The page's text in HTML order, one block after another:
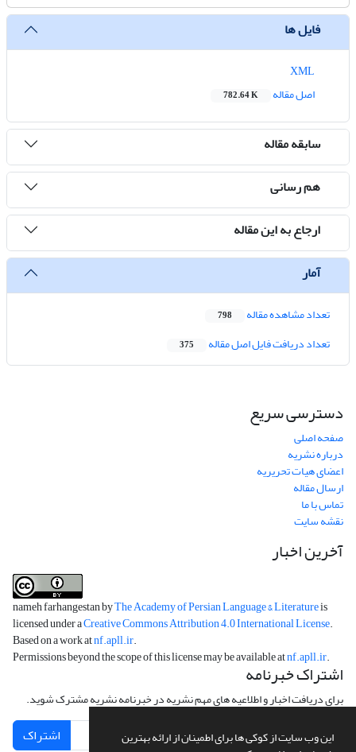
این وب سایت از کوکی ها برای اطمینان از ارائه بهترین
فایل ها
اصل مقاله
782.64 K
سابقه مقاله
هم رسانی
ارجاع به این مقاله
آمار
تعداد مشاهده مقاله 798
تعداد دریافت فایل اصل مقاله 375
دسترسی سریع
صفحه اصلی
درباره نشریه
اعضای هیات تحریریه
ارسال مقاله
تماس با ما
نقشه سایت
آخرین اخبار
nameh farhangestan byThe Academy of Persian Language & Literatureis
licensed under aCreative Commons Attribution 4.0 International License.
Based on a work atnf.apll.ir.
Permissions beyond the scope of this license may be available atnf.apll.ir.
اشتراک خبرنامه
برای دریافت اخبار و اطلاعیه های مهم نشریه در خبرنامه نشریه مشترک شوید.
اشتراک